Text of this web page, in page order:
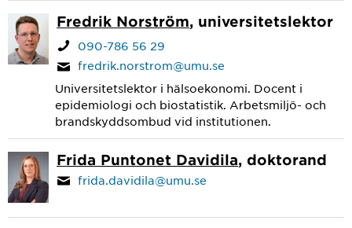
Fredrik Norström, universitetslektor
090-786 56 29
fredrik.norstrom@umu.se
Universitetslektor i hälsoekonomi. Docent i
epidemiologi och biostatistik. Arbetsmiljö- och
brandskyddsombud vid institutionen.
Frida Puntonet Davidila, doktorand
frida.davidila@umu.se